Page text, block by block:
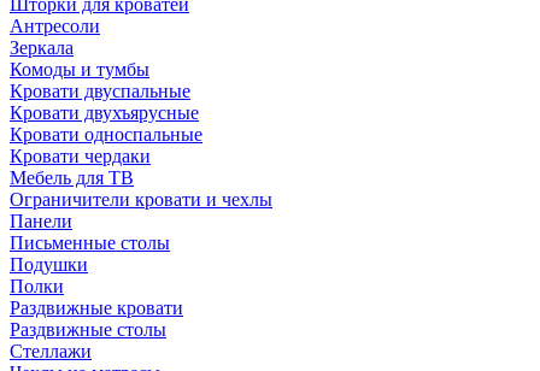
Антресоли
Зеркала
Комоды и тумбы
Кровати двуспальные
Кровати двухъярусные
Кровати односпальные
Кровати чердаки
Мебель для ТВ
Ограничители кровати и чехлы
Панели
Письменные столы
Подушки
Полки
Раздвижные кровати
Раздвижные столы
Стеллажи